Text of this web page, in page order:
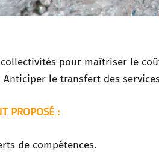
pour maîtriser le
Anticiper le transfert des
PROPOSÉ :
de compétences.